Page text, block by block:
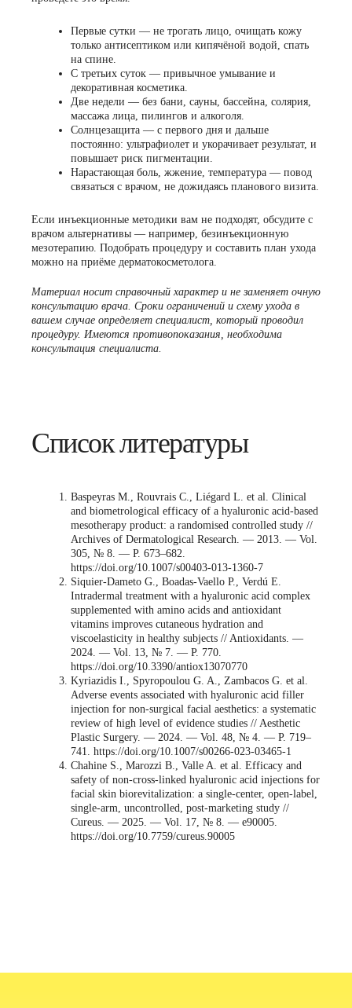
Первые сутки — не трогать лицо, очищать кожу
только антисептиком или кипячёной водой, спать
на спине.
С третьих суток — привычное умывание и
декоративная косметика.
Две недели — без бани, сауны, бассейна, солярия,
массажа лица, пилингов и алкоголя.
Солнцезащита — с первого дня и дальше
постоянно: ультрафиолет и укорачивает результат, и
повышает риск пигментации.
Нарастающая боль, жжение, температура — повод
связаться с врачом, не дожидаясь планового визита.
Если инъекционные методики вам не подходят, обсудите с
врачом альтернативы — например, безинъекционную
мезотерапию. Подобрать процедуру и составить план ухода
можно на приёме дерматокосметолога.
Материал носит справочный характер и не заменяет очную
консультацию врача. Сроки ограничений и схему ухода в
вашем случае определяет специалист, который проводил
процедуру. Имеются противопоказания, необходима
консультация специалиста.
Список литературы
Baspeyras M., Rouvrais C., Liégard L. et al. Clinical
and biometrological efficacy of a hyaluronic acid-based
mesotherapy product: a randomised controlled study //
Archives of Dermatological Research. — 2013. — Vol.
305, № 8. — P. 673–682.
https://doi.org/10.1007/s00403-013-1360-7
Siquier-Dameto G., Boadas-Vaello P., Verdú E.
Intradermal treatment with a hyaluronic acid complex
supplemented with amino acids and antioxidant
vitamins improves cutaneous hydration and
viscoelasticity in healthy subjects // Antioxidants. —
2024. — Vol. 13, № 7. — P. 770.
https://doi.org/10.3390/antiox13070770
Kyriazidis I., Spyropoulou G. A., Zambacos G. et al.
Adverse events associated with hyaluronic acid filler
injection for non-surgical facial aesthetics: a systematic
review of high level of evidence studies // Aesthetic
Plastic Surgery. — 2024. — Vol. 48, № 4. — P. 719–
741. https://doi.org/10.1007/s00266-023-03465-1
Chahine S., Marozzi B., Valle A. et al. Efficacy and
safety of non-cross-linked hyaluronic acid injections for
facial skin biorevitalization: a single-center, open-label,
single-arm, uncontrolled, post-marketing study //
Cureus. — 2025. — Vol. 17, № 8. — e90005.
https://doi.org/10.7759/cureus.90005